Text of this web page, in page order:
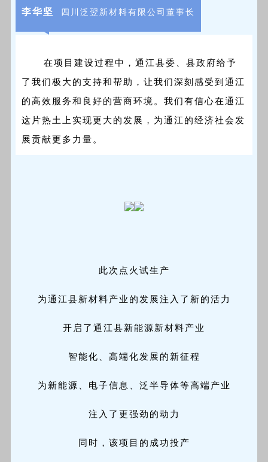
李华坚 四川泛翌新材料有限公司董事长
在项目建设过程中，通江县委、县政府给予
了我们极大的支持和帮助，让我们深刻感受到通江
的高效服务和良好的营商环境。我们有信心在通江
这片热土上实现更大的发展，为通江的经济社会发
展贡献更多力量。
此次点火试生产
为通江县新材料产业的发展注入了新的活力
开启了通江县新能源新材料产业
智能化、高端化发展的新征程
为新能源、电子信息、泛半导体等高端产业
注入了更强劲的动力
同时，该项目的成功投产